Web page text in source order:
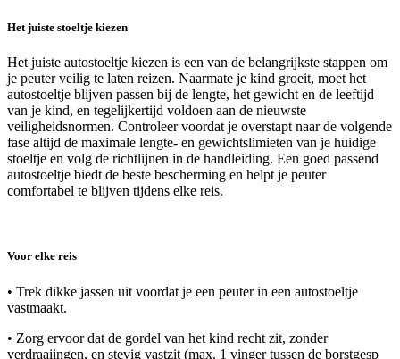
Het juiste stoeltje kiezen
Het juiste autostoeltje kiezen is een van de belangrijkste stappen om
je peuter veilig te laten reizen. Naarmate je kind groeit, moet het
autostoeltje blijven passen bij de lengte, het gewicht en de leeftijd
van je kind, en tegelijkertijd voldoen aan de nieuwste
veiligheidsnormen. Controleer voordat je overstapt naar de volgende
fase altijd de maximale lengte- en gewichtslimieten van je huidige
stoeltje en volg de richtlijnen in de handleiding. Een goed passend
autostoeltje biedt de beste bescherming en helpt je peuter
comfortabel te blijven tijdens elke reis.
Voor elke reis
• Trek dikke jassen uit voordat je een peuter in een autostoeltje
vastmaakt.
• Zorg ervoor dat de gordel van het kind recht zit, zonder
verdraaiingen, en stevig vastzit (max. 1 vinger tussen de borstgesp